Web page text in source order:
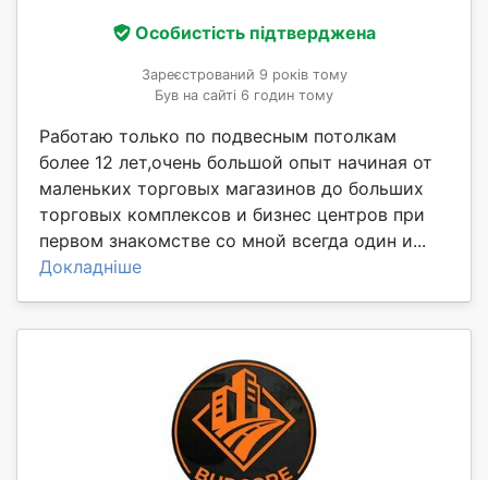
Особистість підтверджена
Зареєстрований 9 років тому
Був на сайті 6 годин тому
Работаю только по подвесным потолкам
более 12 лет,очень большой опыт начиная от
маленьких торговых магазинов до больших
торговых комплексов и бизнес центров при
первом знакомстве со мной всегда один и...
Докладніше